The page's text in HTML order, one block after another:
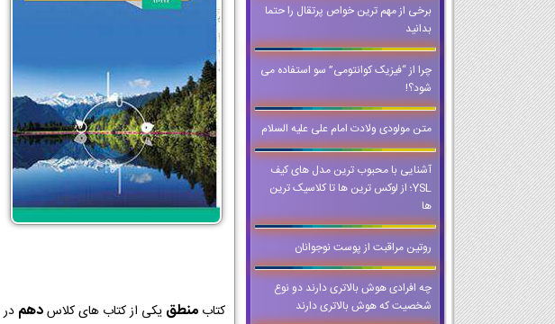
برخی از مهم ترین خواص پرتقال را حتما
بدانید
چرا از “فیزیک کوانتومی” سو استفاده می
شود؟!
متن مولودی ولادت امام علی علیه السلام
آشنایی با محبوب ترین مدل های کیف
YSL؛ از لوکس ترین ها تا کلاسیک ترین
ها
روتین مراقبت از پوست نوجوانان
چه افرادی هوش بالاتری دارند دو نوع
شخصیت که هوش بالاتری دارند
کتابمنطق یکی از کتاب های کلاسدهم